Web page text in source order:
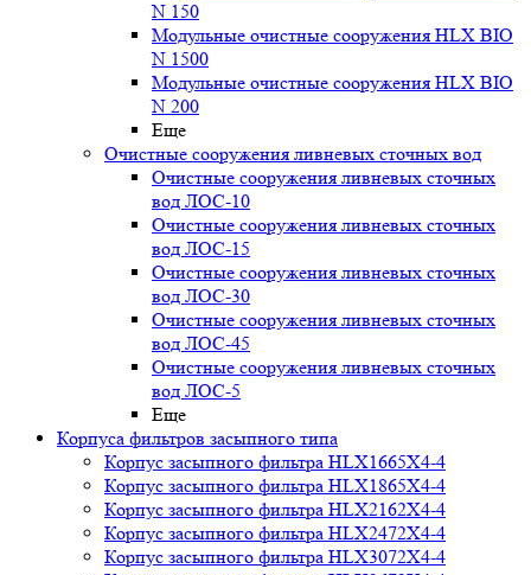
N 150
Модульные очистные сооружения HLX BIO
N 1500
Модульные очистные сооружения HLX BIO
N 200
Еще
Очистные сооружения ливневых сточных вод
Очистные сооружения ливневых сточных
вод ЛОС-10
Очистные сооружения ливневых сточных
вод ЛОС-15
Очистные сооружения ливневых сточных
вод ЛОС-30
Очистные сооружения ливневых сточных
вод ЛОС-45
Очистные сооружения ливневых сточных
вод ЛОС-5
Еще
Корпуса фильтров засыпного типа
Корпус засыпного фильтра HLX1665X4-4
Корпус засыпного фильтра HLX1865X4-4
Корпус засыпного фильтра HLX2162X4-4
Корпус засыпного фильтра HLX2472X4-4
Корпус засыпного фильтра HLX3072X4-4